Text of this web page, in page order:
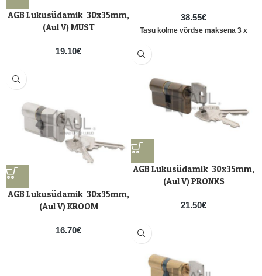
38.55€
Tasu kolme võrdse maksena 3 x
AGB Lukusüdamik 30x35mm,
(Aul V) MUST
19.10€
AGB Lukusüdamik 30x35mm,
(Aul V) PRONKS
21.50€
AGB Lukusüdamik 30x35mm,
(Aul V) KROOM
16.70€